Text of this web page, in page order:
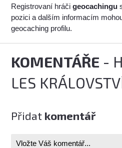
Registrovaní hráčigeocachingu
pozici a dalším informacím
geocaching profilu.
KOMENTÁŘE -
LES
Přidat komentář